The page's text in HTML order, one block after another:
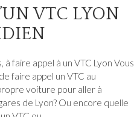
VTC LYON
faire appel à un VTC Lyon Vous
faire appel un VTC au
voiture pour aller à
de Lyon? Ou encore quelle